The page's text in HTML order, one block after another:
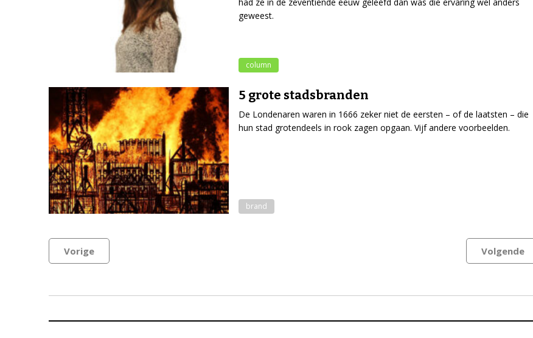
geweest.
column
5 grote stadsbranden
De Londenaren waren in 1666 zeker niet de eersten – of de laatsten – die
hun stad grotendeels in rook zagen opgaan. Vijf andere voorbeelden.
brand
Vorige Volgende